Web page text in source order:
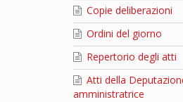
Copie deliberazioni
Ordini del giorno
Repertorio degli atti
Atti della
amministratrice